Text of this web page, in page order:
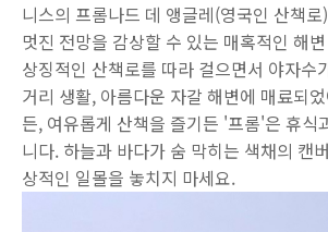
니스의 프롬나드 데 앵글레(영국인 산책
멋진 전망을 감상할 수 있는 매혹적인 해
상징적인 산책로를 따라 걸으면서 야자수
거리 생활, 아름다운 자갈 해변에 매료되
든, 여유롭게 산책을 즐기든 '프롬'은 휴식
니다. 하늘과 바다가 숨 막히는 색채의 캔
상적인 일몰을 놓치지 마세요.